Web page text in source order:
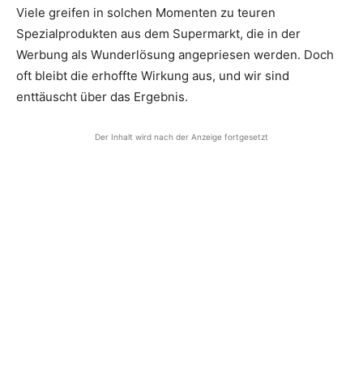
Viele greifen in solchen Momenten zu teuren
Spezialprodukten aus dem Supermarkt, die in der
Werbung als Wunderlösung angepriesen werden. Doch
oft bleibt die erhoffte Wirkung aus, und wir sind
enttäuscht über das Ergebnis.
Der Inhalt wird nach der Anzeige fortgesetzt